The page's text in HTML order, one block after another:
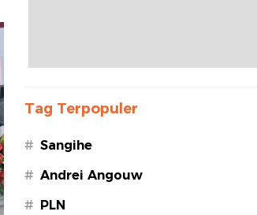
Tag Terpopuler
# Sangihe
# Andrei Angouw
# PLN